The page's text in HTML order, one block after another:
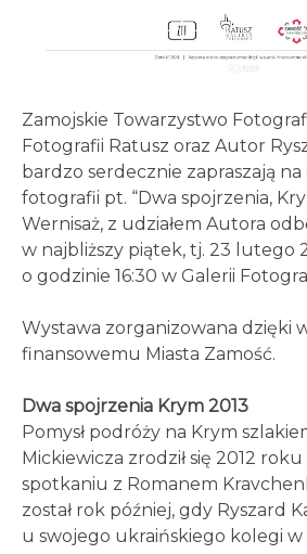
Zamojskie Towarzystwo
Fotografii Ratusz oraz Autor
bardzo serdecznie zapraszają
fotografii pt. “Dwa spojrzenia,
Wernisaż, z udziałem Autora
w najbliższy piątek, tj. 23 lutego
o godzinie 16:30 w Galerii
Wystawa zorganizowana dzięki
finansowemu Miasta Zamość.
Dwa spojrzenia Krym 2013
Pomysł podróży na Krym
Mickiewicza zrodził się 2012 roku
spotkaniu z Romanem
został rok później, gdy Ryszard
u swojego ukraińskiego kolegi w